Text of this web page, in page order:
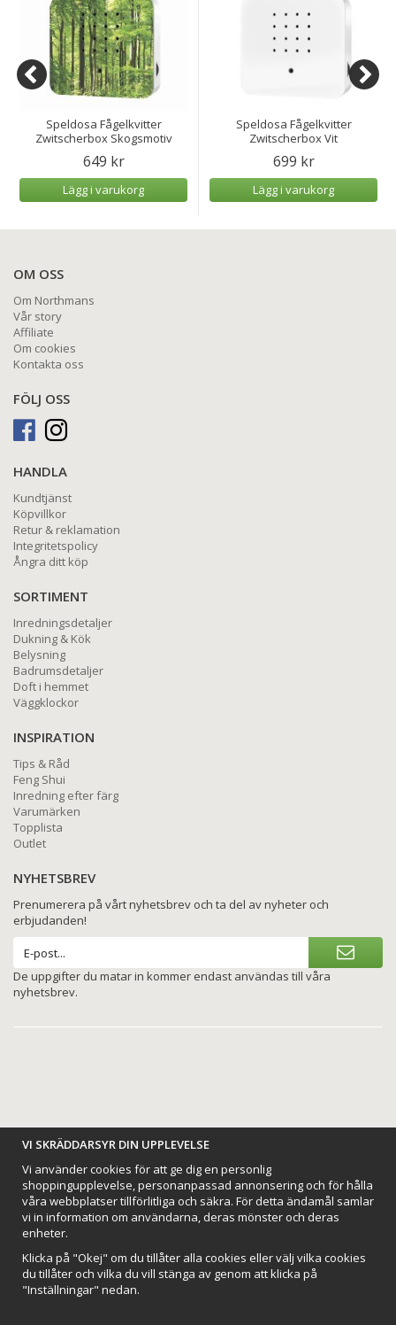
Speldosa Fågelkvitter
Zwitscherbox Skogsmotiv
649 kr
Lägg i varukorg
Speldosa Fågelkvitter
Zwitscherbox Vit
699 kr
Lägg i varukorg
OM OSS
Om Northmans
Vår story
Affiliate
Om cookies
Kontakta oss
FÖLJ OSS
HANDLA
Kundtjänst
Köpvillkor
Retur & reklamation
Integritetspolicy
Ångra ditt köp
SORTIMENT
Inredningsdetaljer
Dukning & Kök
Belysning
Badrumsdetaljer
Doft i hemmet
Väggklockor
INSPIRATION
Tips & Råd
Feng Shui
Inredning efter färg
Varumärken
Topplista
Outlet
NYHETSBREV
Prenumerera på vårt nyhetsbrev och ta del av nyheter och
erbjudanden!
De uppgifter du matar in kommer endast användas till våra
nyhetsbrev.
BETALNINGSALTERNATIV
VI SKICKAR MED
VI SKRÄDDARSYR DIN UPPLEVELSE
Vi använder cookies för att ge dig en personlig
shoppingupplevelse, personanpassad annonsering och för hålla
våra webbplatser tillförlitliga och säkra. För detta ändamål samlar
vi in information om användarna, deras mönster och deras
enheter.
Klicka på "Okej" om du tillåter alla cookies eller välj vilka cookies
du tillåter och vilka du vill stänga av genom att klicka på
"Inställningar" nedan.